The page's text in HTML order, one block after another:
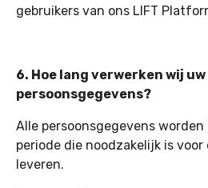
gebruikers van ons LIFT
6. Hoe lang verwerken wij uw
persoonsgegevens?
Alle persoonsgegevens
periode die noodzakelijk is
leveren.